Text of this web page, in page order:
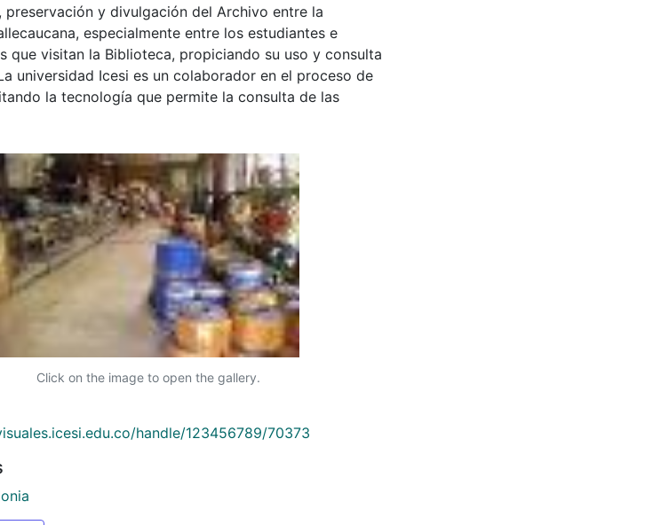
preservación y divulgación del Archivo entre la
especialmente entre los estudiantes e
que visitan la Biblioteca, propiciando su uso y consulta
universidad Icesi es un colaborador en el proceso de
la tecnología que permite la consulta de las
Click on the image to open the gallery.
handle/123456789/70373